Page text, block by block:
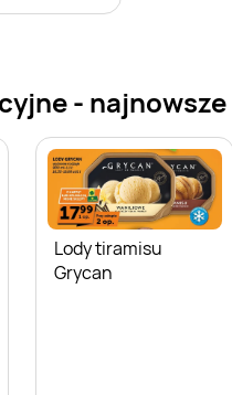
-
Lody tiramisu
Grycan